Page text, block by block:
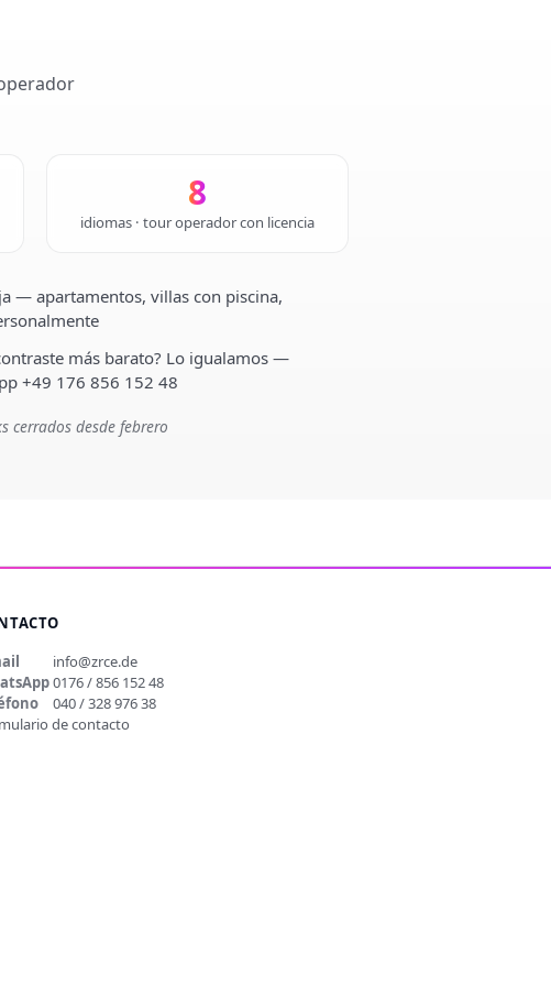
8
idiomas · tour operador con licencia
— apartamentos, villas con piscina,
más barato? Lo igualamos —
+49 176 856 152 48
cerrados desde febrero
info@zrce.de
0176 / 856 152 48
040 / 328 976 38
de contacto